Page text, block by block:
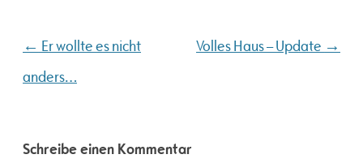
Beitragsnavigation
← Er wollte es nicht
anders…
Volles Haus – Update →
Schreibe einen Kommentar